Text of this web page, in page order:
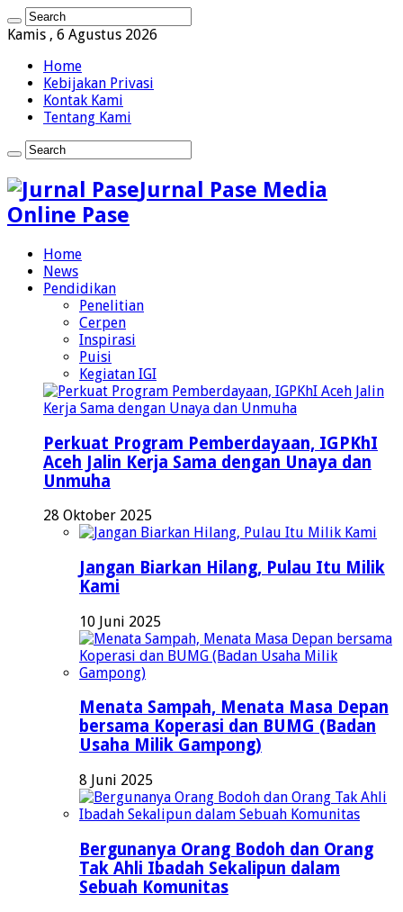
Kamis , 6 Agustus 2026
Home
Kebijakan Privasi
Kontak Kami
Tentang Kami
Jurnal Pase Media
Online Pase
Home
News
Pendidikan
Penelitian
Cerpen
Inspirasi
Puisi
Kegiatan IGI
Perkuat Program Pemberdayaan, IGPKhI
Aceh Jalin Kerja Sama dengan Unaya dan
Unmuha
28 Oktober 2025
Jangan Biarkan Hilang, Pulau Itu Milik
Kami
10 Juni 2025
Menata Sampah, Menata Masa Depan
bersama Koperasi dan BUMG (Badan
Usaha Milik Gampong)
8 Juni 2025
Bergunanya Orang Bodoh dan Orang
Tak Ahli Ibadah Sekalipun dalam
Sebuah Komunitas